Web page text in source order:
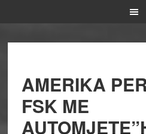
AMERIKA
FSK ME